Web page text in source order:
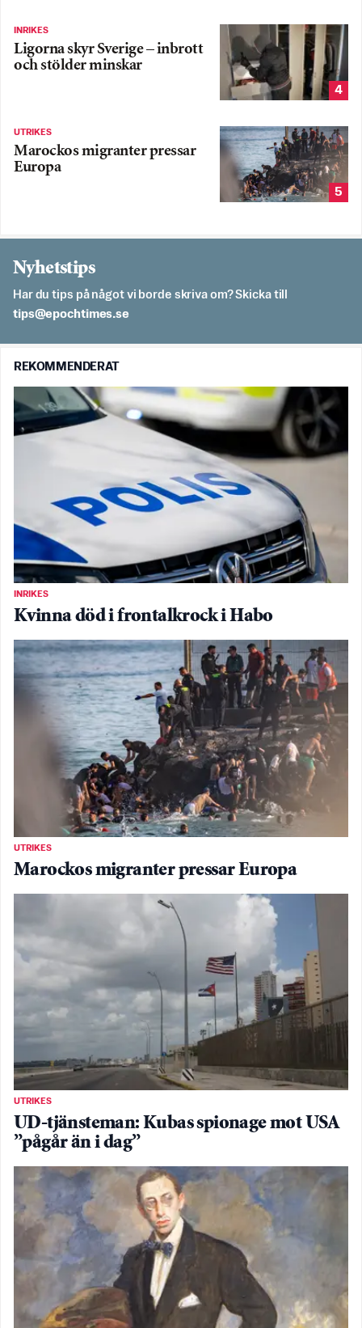
INRIKES
Ligorna skyr Sverige – inbrott
och stölder minskar
4
UTRIKES
Marockos migranter pressar
Europa
5
Nyhetstips
Har du tips på något vi borde skriva om? Skicka till
es.semithcope@spit
REKOMMENDERAT
INRIKES
Kvinna död i frontalkrock i Habo
UTRIKES
Marockos migranter pressar Europa
UTRIKES
UD-tjänsteman: Kubas spionage mot USA
”pågår än i dag”